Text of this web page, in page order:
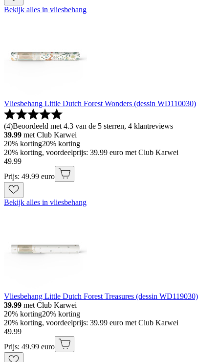
Bekijk alles in vliesbehang
Vliesbehang Little Dutch Forest Wonders (dessin WD110030)
(4)Beoordeeld met 4.3 van de 5 sterren, 4 klantreviews
39.99 met Club Karwei
20% korting20% korting
20% korting, voordeelprijs: 39.99 euro met Club Karwei
49.99
Prijs: 49.99 euro
Bekijk alles in vliesbehang
Vliesbehang Little Dutch Forest Treasures (dessin WD119030)
39.99 met Club Karwei
20% korting20% korting
20% korting, voordeelprijs: 39.99 euro met Club Karwei
49.99
Prijs: 49.99 euro